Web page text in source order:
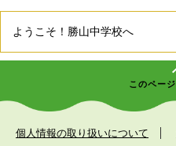
ようこそ！勝山中学校へ
このペー
個人情報の取り扱いについて